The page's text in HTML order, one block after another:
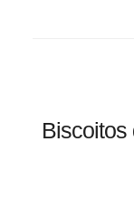
Biscoitos